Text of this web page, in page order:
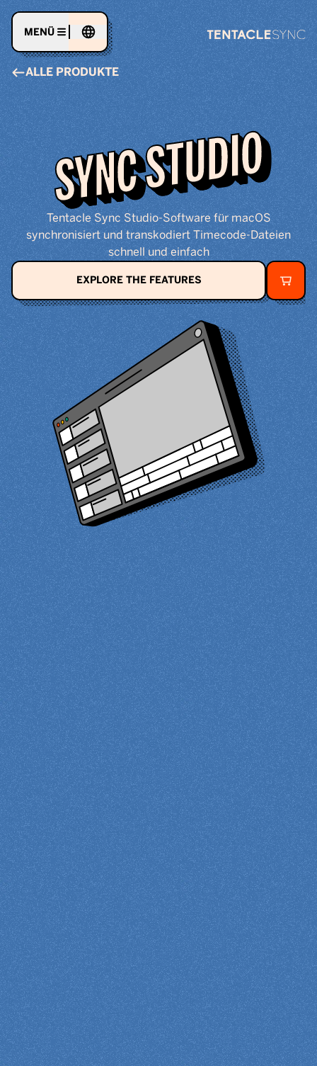
MENÜ
ALLE PRODUKTE
SYNC STUDIO
THE FASTEST
Tentacle Sync Studio-Software für macOS
synchronisiert und transkodiert Timecode-Dateien
schnell und einfach
EXPLORE THE FEATURES